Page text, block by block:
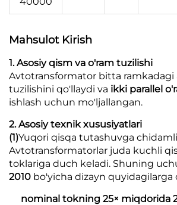
Mahsulot Kirish
1. Asosiy qism va o'ram tuzilishi
Avtotransformator bitta ramkadagi
tuzilishini qo'llaydi va ikki parallel
ishlash uchun mo'ljallangan.
2. Asosiy texnik xususiyatlari
(1)Yuqori qisqa tutashuvga
Avtotransformatorlar juda kuchli
toklariga duch keladi. Shuning
2010 bo'yicha dizayn quyidagilarga
nominal tokning 25× miqdorida